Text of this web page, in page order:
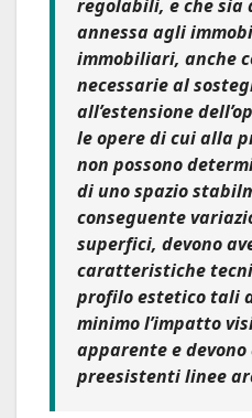
regolabili, e che sia
annessa agli
immobiliari, anche
necessarie al
all’estensione
le opere di cui alla
non possono
di uno spazio
conseguente
superfici, devono
caratteristiche
profilo estetico tali
minimo l’impatto
apparente e
preesistenti linee